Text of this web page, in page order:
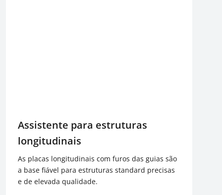
Assistente para estruturas
longitudinais
As placas longitudinais com furos das guias são
a base fiável para estruturas standard precisas
e de elevada qualidade.